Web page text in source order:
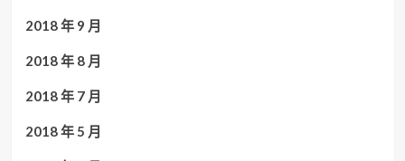
2018 年 9 月
2018 年 8 月
2018 年 7 月
2018 年 5 月